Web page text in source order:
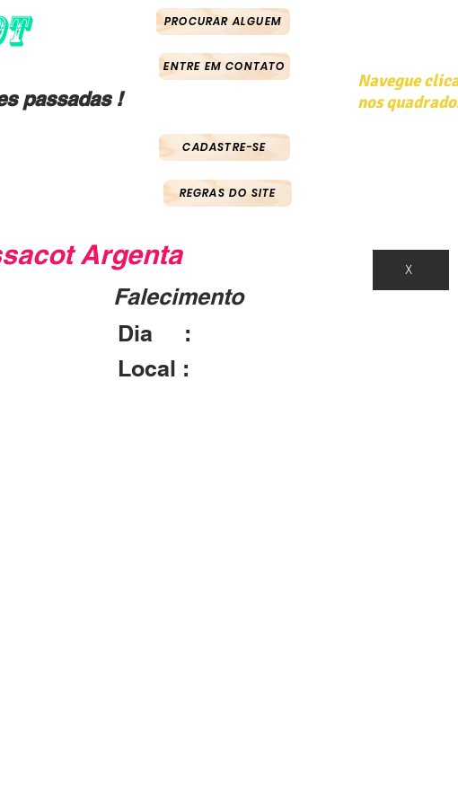
PROCURAR ALGUEM
ENTRE EM CONTATO
passadas !
Navegue
nos
CADASTRE-SE
REGRAS DO SITE
Argenta
Falecimento
Dia :
Local :
X